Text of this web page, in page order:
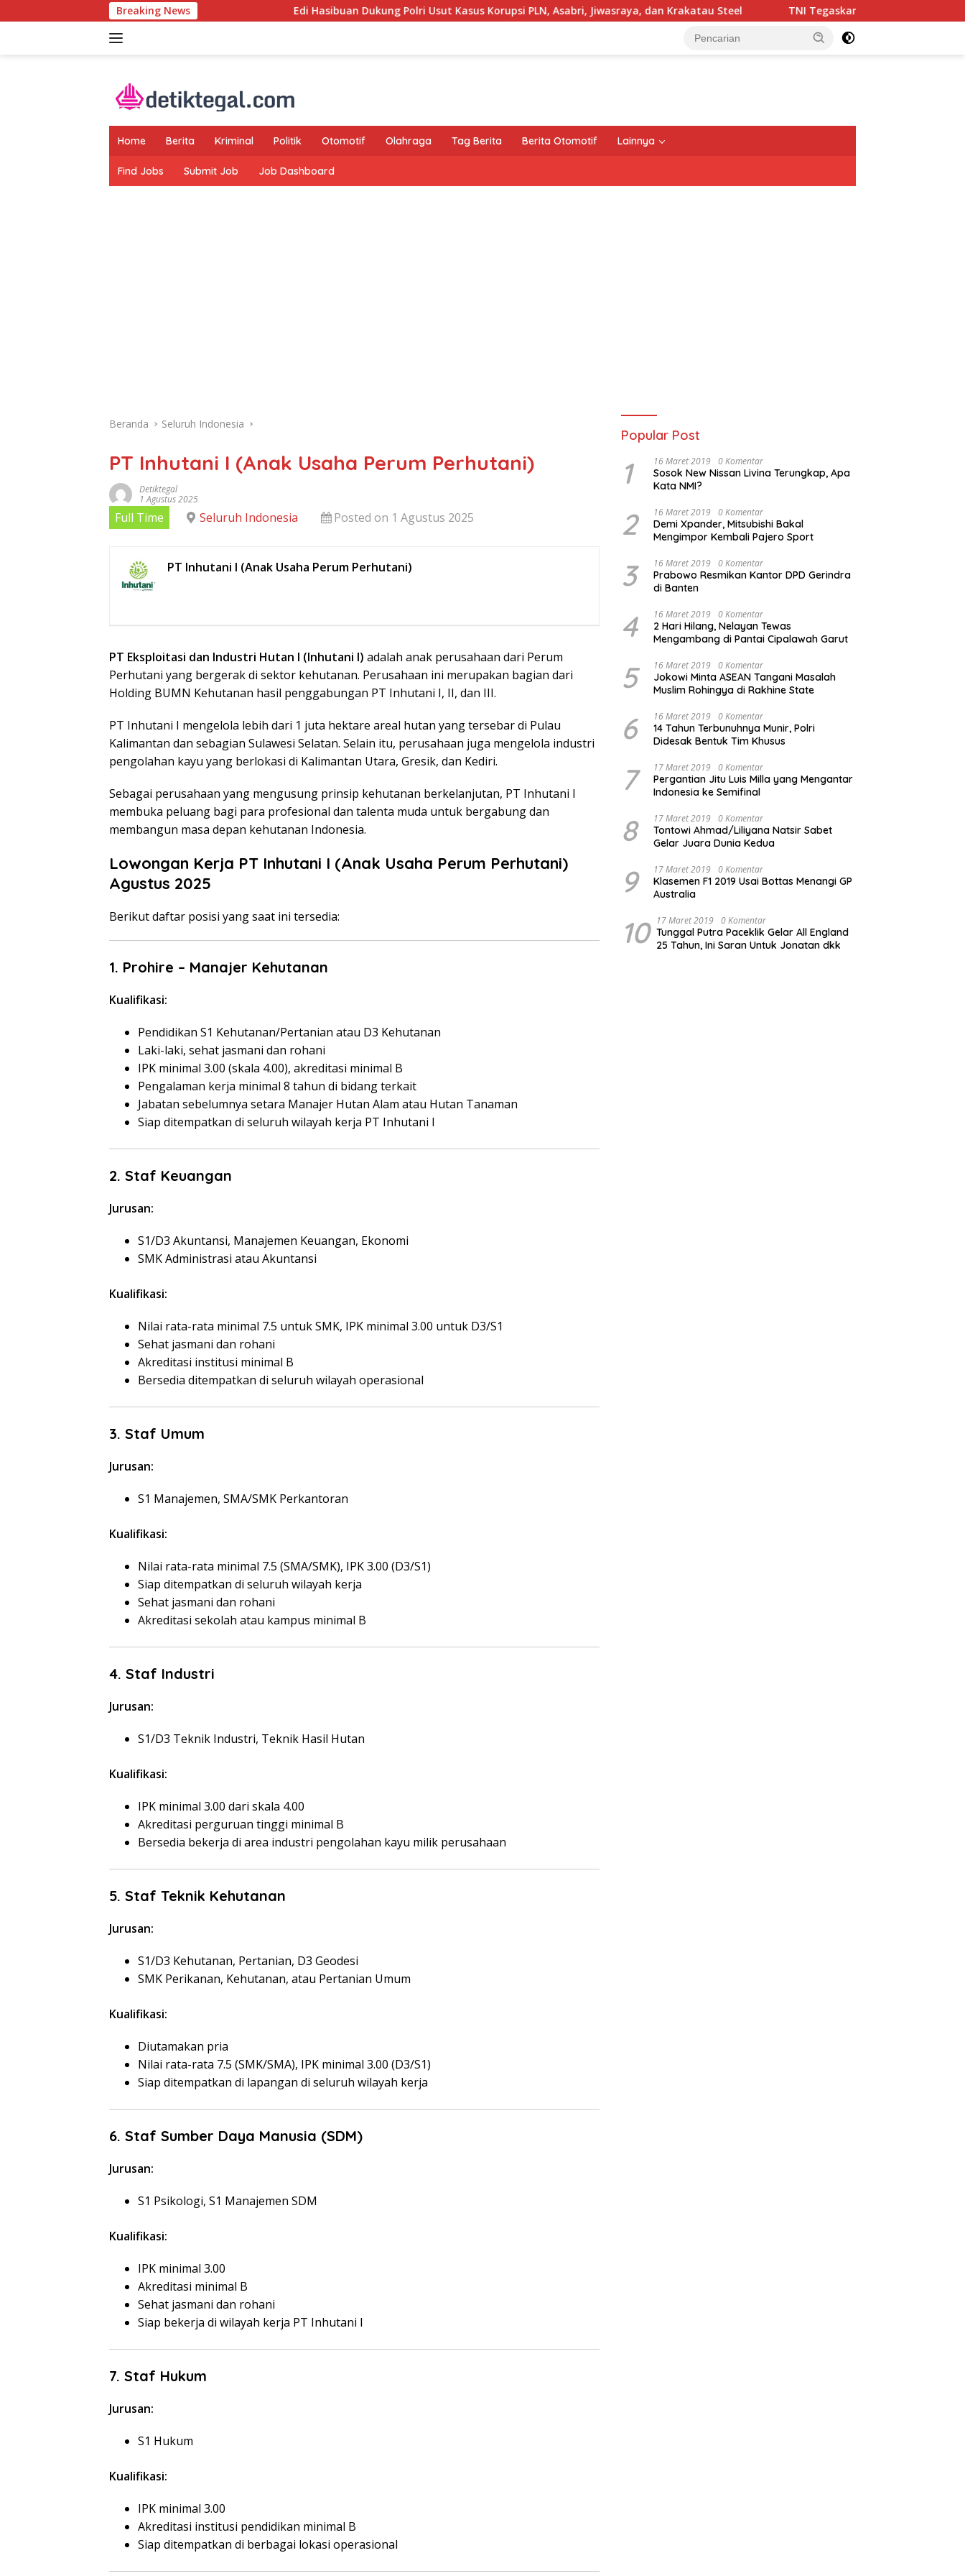
ke
Breaking News Edi Hasibuan Dukung Polri Usut Kasus Korupsi PLN, Asabri, Jiwasraya, dan Krakatau Steel TNI Tegaskan Pengamanan Rumah Jampidsus
Home Berita Kriminal Politik Otomotif Olahraga Tag Berita Berita Otomotif Lainnya
Find Jobs Submit Job Job Dashboard
Beranda Seluruh Indonesia
PT Inhutani I (Anak Usaha Perum Perhutani)
Detiktegal
1 Agustus 2025
Full Time Seluruh Indonesia Posted on 1 Agustus 2025
PT Inhutani I (Anak Usaha Perum Perhutani)
PT Eksploitasi dan Industri Hutan I (Inhutani I) adalah anak perusahaan dari Perum
Perhutani yang bergerak di sektor kehutanan. Perusahaan ini merupakan bagian dari
Holding BUMN Kehutanan hasil penggabungan PT Inhutani I, II, dan III.
PT Inhutani I mengelola lebih dari 1 juta hektare areal hutan yang tersebar di Pulau
Kalimantan dan sebagian Sulawesi Selatan. Selain itu, perusahaan juga mengelola industri
pengolahan kayu yang berlokasi di Kalimantan Utara, Gresik, dan Kediri.
Sebagai perusahaan yang mengusung prinsip kehutanan berkelanjutan, PT Inhutani I
membuka peluang bagi para profesional dan talenta muda untuk bergabung dan
membangun masa depan kehutanan Indonesia.
Lowongan Kerja PT Inhutani I (Anak Usaha Perum Perhutani)
Agustus 2025
Berikut daftar posisi yang saat ini tersedia:
1. Prohire – Manajer Kehutanan
Kualifikasi:
Pendidikan S1 Kehutanan/Pertanian atau D3 Kehutanan
Laki-laki, sehat jasmani dan rohani
IPK minimal 3.00 (skala 4.00), akreditasi minimal B
Pengalaman kerja minimal 8 tahun di bidang terkait
Jabatan sebelumnya setara Manajer Hutan Alam atau Hutan Tanaman
Siap ditempatkan di seluruh wilayah kerja PT Inhutani I
2. Staf Keuangan
Jurusan:
S1/D3 Akuntansi, Manajemen Keuangan, Ekonomi
SMK Administrasi atau Akuntansi
Kualifikasi:
Nilai rata-rata minimal 7.5 untuk SMK, IPK minimal 3.00 untuk D3/S1
Sehat jasmani dan rohani
Akreditasi institusi minimal B
Bersedia ditempatkan di seluruh wilayah operasional
3. Staf Umum
Jurusan:
S1 Manajemen, SMA/SMK Perkantoran
Kualifikasi:
Nilai rata-rata minimal 7.5 (SMA/SMK), IPK 3.00 (D3/S1)
Siap ditempatkan di seluruh wilayah kerja
Sehat jasmani dan rohani
Akreditasi sekolah atau kampus minimal B
4. Staf Industri
Jurusan:
S1/D3 Teknik Industri, Teknik Hasil Hutan
Kualifikasi:
IPK minimal 3.00 dari skala 4.00
Akreditasi perguruan tinggi minimal B
Bersedia bekerja di area industri pengolahan kayu milik perusahaan
5. Staf Teknik Kehutanan
Jurusan:
S1/D3 Kehutanan, Pertanian, D3 Geodesi
SMK Perikanan, Kehutanan, atau Pertanian Umum
Kualifikasi:
Diutamakan pria
Nilai rata-rata 7.5 (SMK/SMA), IPK minimal 3.00 (D3/S1)
Siap ditempatkan di lapangan di seluruh wilayah kerja
6. Staf Sumber Daya Manusia (SDM)
Jurusan:
S1 Psikologi, S1 Manajemen SDM
Kualifikasi:
IPK minimal 3.00
Akreditasi minimal B
Sehat jasmani dan rohani
Siap bekerja di wilayah kerja PT Inhutani I
7. Staf Hukum
Jurusan:
S1 Hukum
Kualifikasi:
IPK minimal 3.00
Akreditasi institusi pendidikan minimal B
Siap ditempatkan di berbagai lokasi operasional
Popular Post
1 16 Maret 2019 0 Komentar
Sosok New Nissan Livina Terungkap, Apa
Kata NMI?
2 16 Maret 2019 0 Komentar
Demi Xpander, Mitsubishi Bakal
Mengimpor Kembali Pajero Sport
3 16 Maret 2019 0 Komentar
Prabowo Resmikan Kantor DPD Gerindra
di Banten
4 16 Maret 2019 0 Komentar
2 Hari Hilang, Nelayan Tewas
Mengambang di Pantai Cipalawah Garut
5 16 Maret 2019 0 Komentar
Jokowi Minta ASEAN Tangani Masalah
Muslim Rohingya di Rakhine State
6 16 Maret 2019 0 Komentar
14 Tahun Terbunuhnya Munir, Polri
Didesak Bentuk Tim Khusus
7 17 Maret 2019 0 Komentar
Pergantian Jitu Luis Milla yang Mengantar
Indonesia ke Semifinal
8 17 Maret 2019 0 Komentar
Tontowi Ahmad/Liliyana Natsir Sabet
Gelar Juara Dunia Kedua
9 17 Maret 2019 0 Komentar
Klasemen F1 2019 Usai Bottas Menangi GP
Australia
10 17 Maret 2019 0 Komentar
Tunggal Putra Paceklik Gelar All England
25 Tahun, Ini Saran Untuk Jonatan dkk